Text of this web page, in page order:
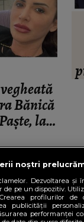
Bănică
la
în
de zodie
noștri
Dezvoltarea și
de pe un dispozitiv.
profilurilor de
publicității
performanței